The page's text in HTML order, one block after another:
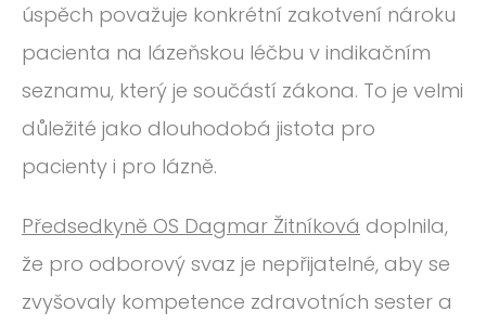
úspěch považuje konkrétní zakotvení nároku
pacienta na lázeňskou léčbu v indikačním
seznamu, který je součástí zákona. To je velmi
důležité jako dlouhodobá jistota pro
pacienty i pro lázně.
Předsedkyně OS Dagmar Žitníková doplnila,
že pro odborový svaz je nepřijatelné, aby se
zvyšovaly kompetence zdravotních sester a